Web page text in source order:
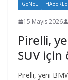
GENEL
15 Mayıs 2026
Pirelli,
SUV
Pirelli, yeni